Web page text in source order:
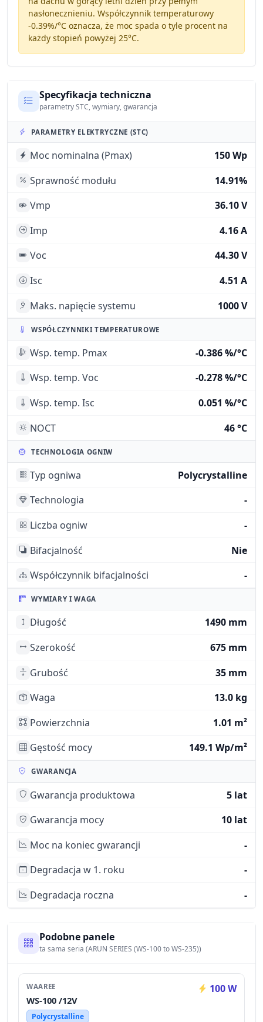
nasłonecznieniu. Współczynnik temperaturowy
-0.39%/°Coznacza, że moc spada o tyle procent na
każdy stopień powyżej 25°C.
Specyfikacja techniczna
parametry STC, wymiary, gwarancja
PARAMETRY ELEKTRYCZNE (STC)
Moc nominalna (Pmax)
150 Wp
Sprawność modułu
14.91%
Vmp
36.10 V
Imp
4.16 A
Voc
44.30 V
Isc
4.51 A
Maks. napięcie systemu
1000 V
WSPÓŁCZYNNIKI TEMPERATUROWE
Wsp. temp. Pmax
-0.386 %/°C
Wsp. temp. Voc
-0.278 %/°C
Wsp. temp. Isc
0.051 %/°C
NOCT
46 °C
TECHNOLOGIA OGNIW
Typ ogniwa
Polycrystalline
Technologia
-
Liczba ogniw
-
Bifacjalność
Nie
Współczynnik bifacjalności
-
WYMIARY I WAGA
Długość
1490 mm
Szerokość
675 mm
Grubość
35 mm
Waga
13.0 kg
Powierzchnia
1.01 m²
Gęstość mocy
149.1 Wp/m²
GWARANCJA
Gwarancja produktowa
5 lat
Gwarancja mocy
10 lat
Moc na koniec gwarancji
-
Degradacja w 1. roku
-
Degradacja roczna
-
Podobne panele
ta sama seria (ARUN SERIES (WS-100 to WS-235))
WAAREE 100 W
WS-100 /12V
Polycrystalline